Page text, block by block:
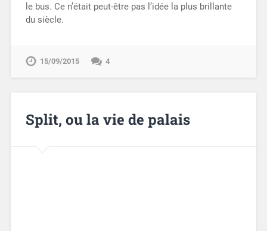
le bus. Ce n’était peut-être pas l’idée la plus brillante
du siècle.
15/09/2015 4
Split, ou la vie de palais